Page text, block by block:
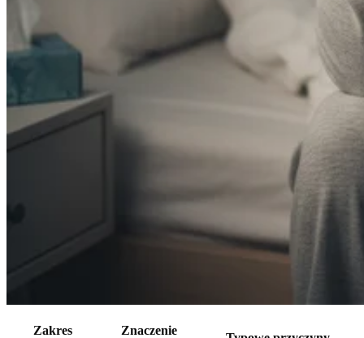
Zakres
Znaczenie